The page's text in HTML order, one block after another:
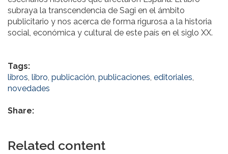
subraya la transcendencia de Sagi en el ámbito
publicitario y nos acerca de forma rigurosa a la historia
social, económica y cultural de este país en el siglo XX.
Tags:
libros libro publicación publicaciones editoriales
novedades
Share:
Related content